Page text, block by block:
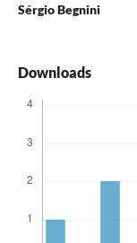
Sérgio Begnini
Downloads